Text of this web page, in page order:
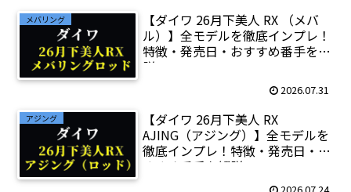
メバリング
【ダイワ 26月下美人 RX （メバ
ル）】全モデルを徹底インプレ！
特徴・発売日・おすすめ番手を解
説
2026.07.31
アジング
【ダイワ 26月下美人 RX
AJING（アジング）】全モデルを
徹底インプレ！特徴・発売日・お
すすめ番手を解説